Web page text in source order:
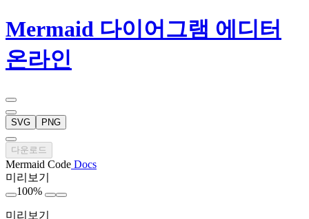
Mermaid 다이어그램 에디터
온라인
SVG PNG
다운로드
Mermaid Code Docs
미리보기
100%
미리보기